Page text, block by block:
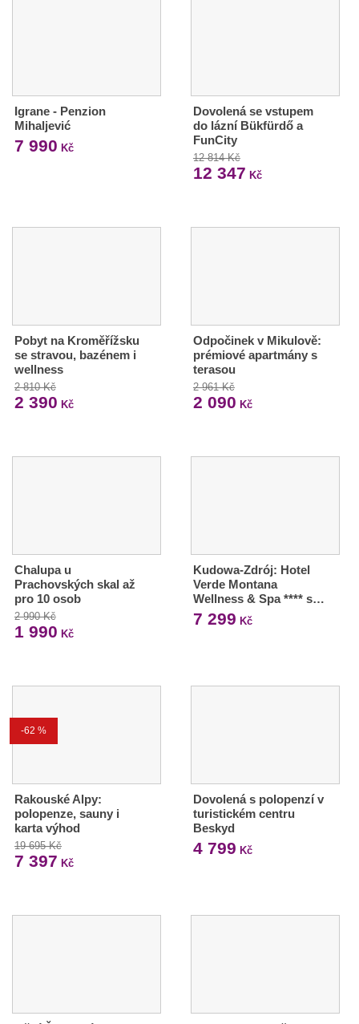
Igrane - Penzion
Mihaljević
7 990 Kč
Dovolená se vstupem
do lázní Bükfürdő a
FunCity
12 814 Kč
12 347 Kč
Pobyt na Kroměřížsku
se stravou, bazénem i
wellness
2 810 Kč
2 390 Kč
Odpočinek v Mikulově:
prémiové apartmány s
terasou
2 961 Kč
2 090 Kč
Chalupa u
Prachovských skal až
pro 10 osob
2 990 Kč
1 990 Kč
Kudowa-Zdrój: Hotel
Verde Montana
Wellness & Spa **** s…
7 299 Kč
-62 %
Rakouské Alpy:
polopenze, sauny i
karta výhod
19 695 Kč
7 397 Kč
Dovolená s polopenzí v
turistickém centru
Beskyd
4 799 Kč